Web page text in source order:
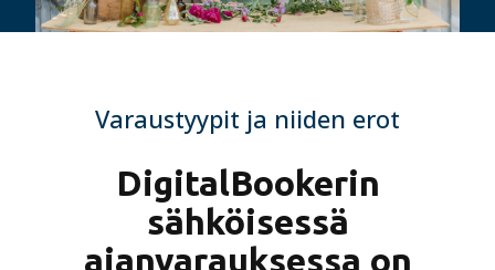
Varaustyypit ja niiden erot
DigitalBookerin
sähköisessä
ajanvarauksessa on